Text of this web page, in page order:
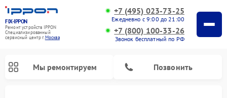
FIX-IPPON
Ремонт устройств IPPON
Специализированный
cервисный центр г.Москва
+7 (495) 023-73-25
Ежедневно с 9:00 до 21:00
+7 (800) 100-33-26
Звонок бесплатный по РФ
Мы ремонтируем Позвонить